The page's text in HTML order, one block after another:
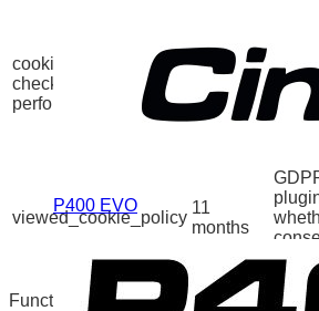
P400 EVO
cookielawinfo-
checkbox-
performance
11
months
to
for
viewed_cookie_policy
11
months
any
Functional